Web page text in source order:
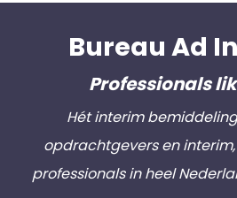
Bureau Ad
Professionals
Hét interim
opdrachtgevers en interim,
professionals in heel